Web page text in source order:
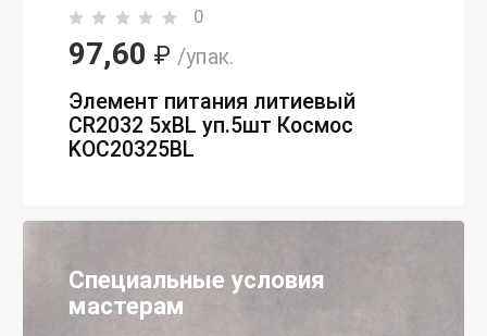
0
97,60 ₽ /упак.
Элемент питания литиевый
CR2032 5хBL уп.5шт Космос
KOC20325BL
Специальные условия
мастерам